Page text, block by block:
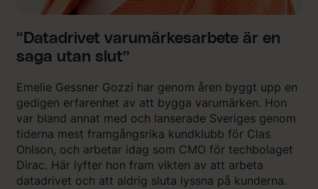
“Datadrivet varumärkesarbete är en
saga utan slut”
Emelie Gessner Gozzi har genom åren byggt upp en
gedigen erfarenhet av att bygga varumärken. Hon
var bland annat med och lanserade Sveriges genom
tiderna mest framgångsrika kundklubb för Clas
Ohlson, och arbetar idag som CMO för techbolaget
Dirac. Här lyfter hon fram vikten av att arbeta
datadrivet och att aldrig sluta lyssna på kunderna.